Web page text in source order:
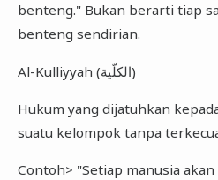
benteng." Bukan berarti tiap
benteng sendirian.
Al-Kulliyyah (الكلّية)
Hukum yang dijatuhkan
suatu kelompok tanpa
Contoh> "Setiap manusia